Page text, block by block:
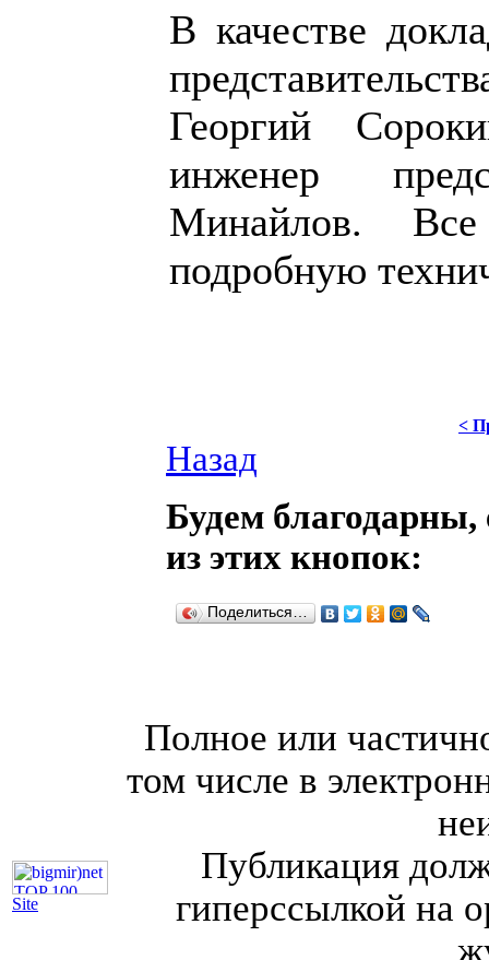
В качестве
Георгий
инженер
Минайлов. Все
подробную
<
Назад
Будем благодарны,
из этих кнопок:
Поделиться…
Site
Полное или
том числе в
Публикация
гиперссылкой на